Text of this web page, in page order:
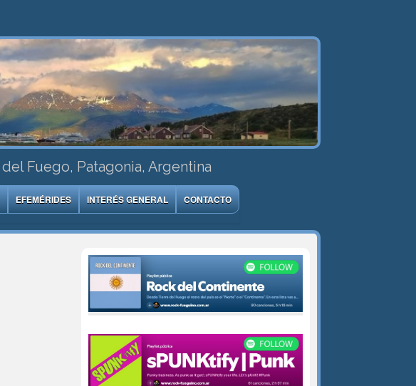
Fuego, Patagonia, Argentina
EFEMÉRIDES INTERÉS GENERAL CONTACTO